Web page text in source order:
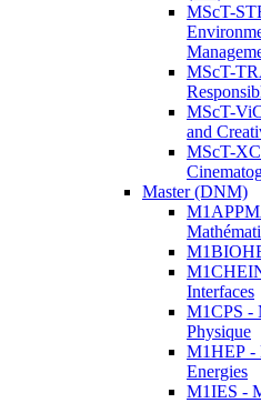
MScT-
MScT-
MScT-
and
MScT-
Master (DNM)
Interfaces
M1CPS -
Physique
M1HEP -
Energies
M1IES -